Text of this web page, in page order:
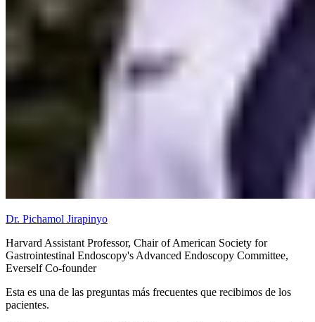
Dr. Pichamol Jirapinyo
Harvard Assistant Professor, Chair of American Society for
Gastrointestinal Endoscopy's Advanced Endoscopy Committee,
Everself Co-founder
Esta es una de las preguntas más frecuentes que recibimos de los
pacientes.